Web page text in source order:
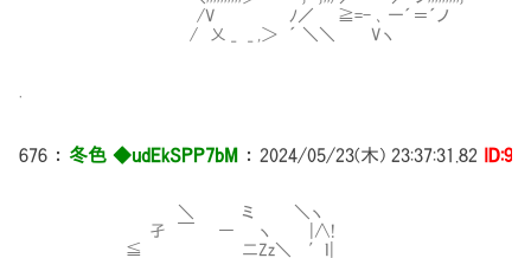
/V ﾉ／ ≧=- ､ 一´＝´ノ
/ 乂 _ _ ,＞ ´ ＼＼ Vヽ
676 ： 冬色 ◆udEkSPP7bM ： 2024/05/23(木) 23:37:31.82
＼ ミ ＼ヽ
孑 ￣ ― ヽ |∧!
≦ 二Zz＼ ′ｌ|